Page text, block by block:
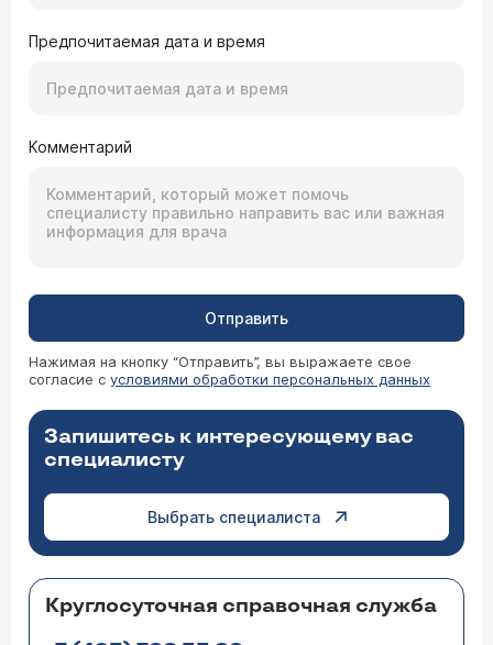
Предпочитаемая дата и время
Комментарий
Отправить
Нажимая на кнопку “Отправить”, вы выражаете свое
согласие с условиями обработки персональных данных
Запишитесь к интересующему вас
специалисту
Выбрать специалиста
Круглосуточная справочная служба